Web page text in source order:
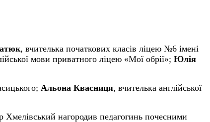
, вчителька початкових класів ліцею №6 імені
мови приватного ліцею «Мої обрії»; Юлія
Альона Квасниця, вчителька англійської
Хмелівський нагородив педагогинь почесними